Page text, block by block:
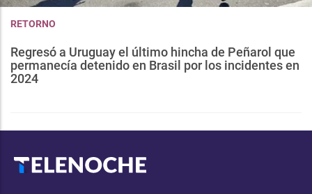
RETORNO
Regresó a Uruguay el último hincha de Peñarol que
permanecía detenido en Brasil por los incidentes en
2024